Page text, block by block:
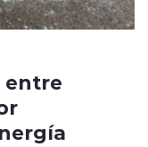
entre